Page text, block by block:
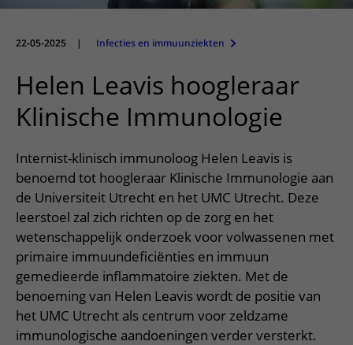
Onderzoeken en diagnostiek
Bloedprikken
Wachttijden
Wijzigen patiëntgegevens
Mijn UMC Utrecht patiëntportaal
Faciliteiten en voorzieningen
Bezoekregels
Parkeren
Wegwijs in het ziekenhuis
Contact met verpleegafdeling
Het Wilhelmina Kinderziekenhuis
Diagnostiek aanvragen
Zorgverlenersportaal
Onderwijs
Werken bij het UMC Utrecht
22-05-2025 | Infecties en immuunziekten
Helen Leavis hoogleraar
Klinische Immunologie
Internist-klinisch immunoloog Helen Leavis is
benoemd tot hoogleraar Klinische Immunologie aan
de Universiteit Utrecht en het UMC Utrecht. Deze
leerstoel zal zich richten op de zorg en het
wetenschappelijk onderzoek voor volwassenen met
primaire immuundeficiënties en immuun
gemedieerde inflammatoire ziekten. Met de
benoeming van Helen Leavis wordt de positie van
het UMC Utrecht als centrum voor zeldzame
immunologische aandoeningen verder versterkt.